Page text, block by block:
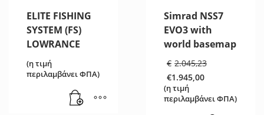
ELITE FISHING
SYSTEM (FS)
LOWRANCE
(η τιμή
περιλαμβάνει ΦΠΑ)
Simrad NSS7
EVO3 with
world basemap
€ 2.045,23
€1.945,00
Η
τρέχουσα
τιμή
(η τιμή
περιλαμβάνει ΦΠΑ)